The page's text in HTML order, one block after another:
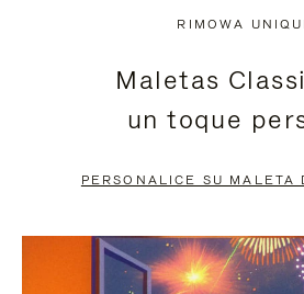
PAUSADO,
PULSE
PARA
ESTÁ
PULSE
ACTIVARLO.
RIMOWA
Maletas
un toque
PERSONALICE SU MALETA